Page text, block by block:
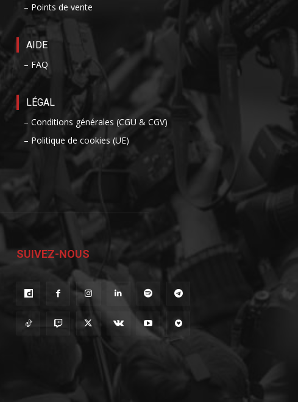
– Points de vente
AIDE
– FAQ
LÉGAL
– Conditions générales (CGU & CGV)
– Politique de cookies (UE)
SUIVEZ-NOUS